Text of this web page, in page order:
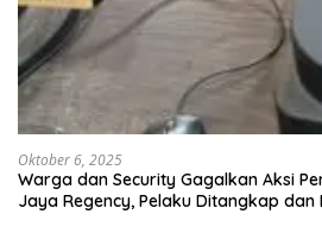
Oktober 6, 2025
Warga dan Security Gagalkan Aksi
Jaya Regency, Pelaku Ditangkap dan